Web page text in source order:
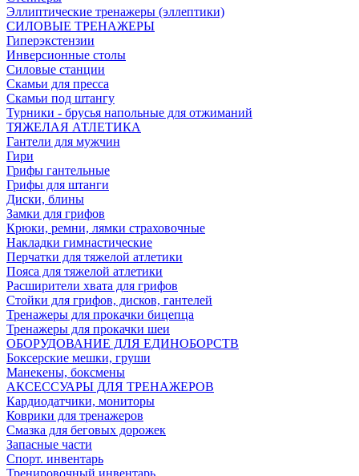
Эллиптические тренажеры (эллептики)
СИЛОВЫЕ ТРЕНАЖЕРЫ
Гиперэкстензии
Инверсионные столы
Силовые станции
Скамьи для пресса
Скамьи под штангу
Турники - брусья напольные для отжиманий
ТЯЖЕЛАЯ АТЛЕТИКА
Гантели для мужчин
Гири
Грифы гантельные
Грифы для штанги
Диски, блины
Замки для грифов
Крюки, ремни, лямки страховочные
Накладки гимнастические
Перчатки для тяжелой атлетики
Пояса для тяжелой атлетики
Расширители хвата для грифов
Стойки для грифов, дисков, гантелей
Тренажеры для прокачки бицепца
Тренажеры для прокачки шеи
ОБОРУДОВАНИЕ ДЛЯ ЕДИНОБОРСТВ
Боксерские мешки, груши
Манекены, боксмены
АКСЕССУАРЫ ДЛЯ ТРЕНАЖЕРОВ
Кардиодатчики, мониторы
Коврики для тренажеров
Смазка для беговых дорожек
Запасные части
Спорт. инвентарь
Тренировочный инвентарь